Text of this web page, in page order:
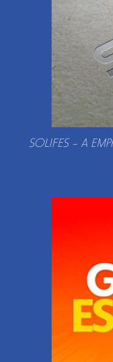
SOLIFES – A